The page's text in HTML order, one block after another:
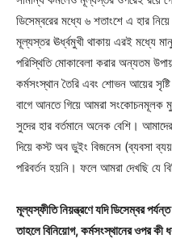
ডিসেম্বরের মধ্যে ৬ শতাংশে এ হার
মূল্যস্তর ঊর্ধ্বমুখী থাকায় এরই মধ্যে
পরিস্থিতি মোকাবেলা করার অন্যতম
কর্মসংস্থান তৈরি এবং শোভন আয়ের
বাগে আনতে গিয়ে আমরা সংকোচনমূলক
সুদের হার বর্তমানে অনেক বেশি।
দিয়ে কস্ট অব ডুইং বিজনেস (ব্যবসা
পরিবর্তন হয়নি। ফলে আমরা দেখছি যে
মূল্যস্ফীতি নিয়ন্ত্রণে যদি ডিসেম্বর
তাহলে বিনিয়োগ, কর্মসংস্থানের ওপর কী